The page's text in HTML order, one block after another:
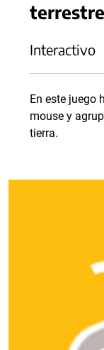
Interactivo
En este juego
mouse y
tierra.